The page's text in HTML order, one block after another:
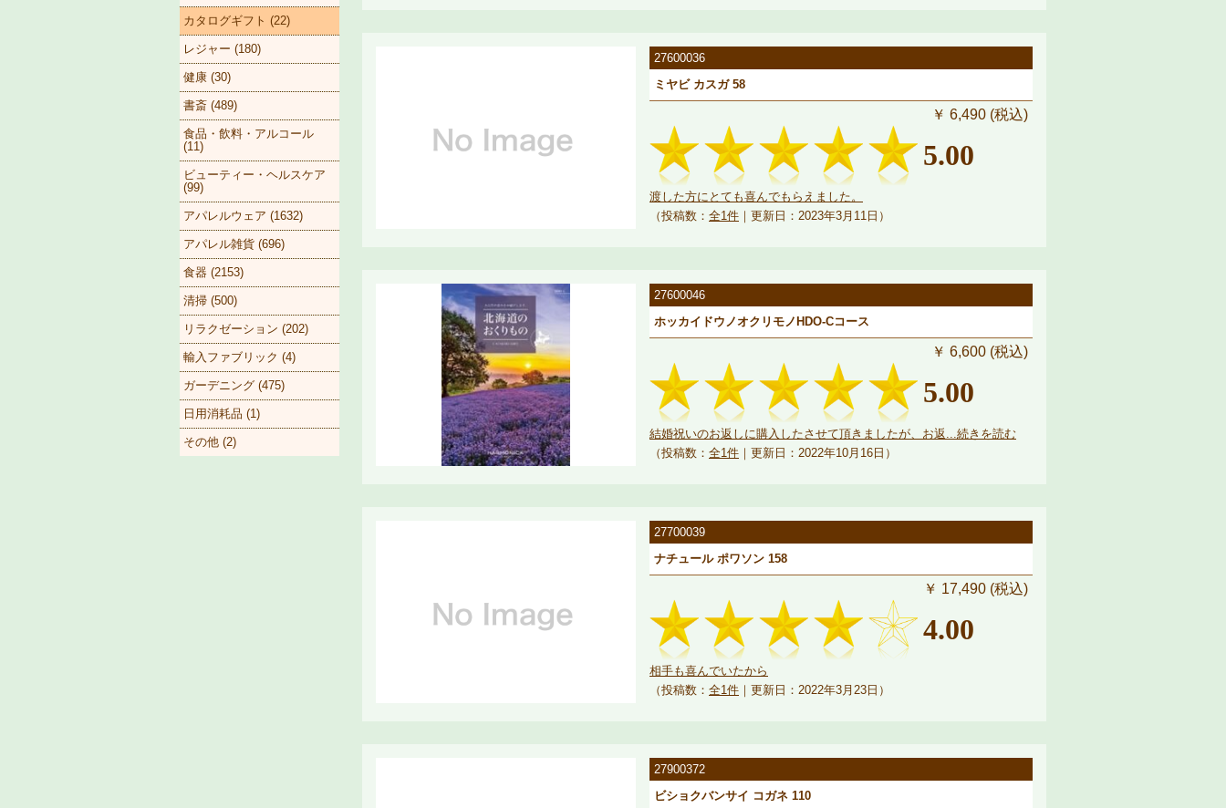
カタログギフト (22)
レジャー (180)
健康 (30)
書斎 (489)
食品・飲料・アルコール
(11)
ビューティー・ヘルスケア
(99)
アパレルウェア (1632)
アパレル雑貨 (696)
食器 (2153)
清掃 (500)
リラクゼーション (202)
輸入ファブリック (4)
ガーデニング (475)
日用消耗品 (1)
その他 (2)
27600036
ミヤビ カスガ 58
￥ 6,490 (税込)
5.00
渡した方にとても喜んでもらえました。
（投稿数： 全1件 ｜更新日：2023年3月11日）
27600046
ホッカイドウノオクリモノHDO-Cコース
￥ 6,600 (税込)
5.00
結婚祝いのお返しに購入したさせて頂きましたが、お返...続きを読む
（投稿数： 全1件 ｜更新日：2022年10月16日）
27700039
ナチュール ポワソン 158
￥ 17,490 (税込)
4.00
相手も喜んでいたから
（投稿数： 全1件 ｜更新日：2022年3月23日）
27900372
ビショクバンサイ コガネ 110